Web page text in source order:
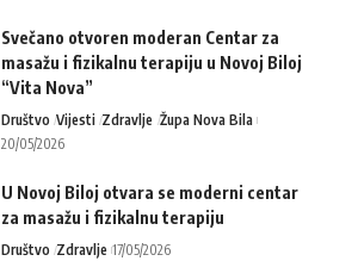
Svečano otvoren moderan Centar za
masažu i fizikalnu terapiju u Novoj Biloj
“Vita Nova”
Društvo Vijesti Zdravlje Župa Nova Bila
20/05/2026
U Novoj Biloj otvara se moderni centar
za masažu i fizikalnu terapiju
Društvo Zdravlje 17/05/2026